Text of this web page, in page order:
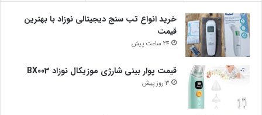
خرید انواع تب سنج دیجیتالی نوزاد با بهترین
قیمت
24 ساعت پیش
قیمت پوار بینی شارژی موزیکال نوزاد BX003
3 روز پیش